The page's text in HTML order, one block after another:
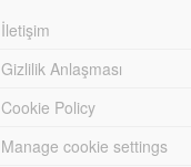
İletişim
Gizlilik Anlaşması
Cookie Policy
Manage cookie settings